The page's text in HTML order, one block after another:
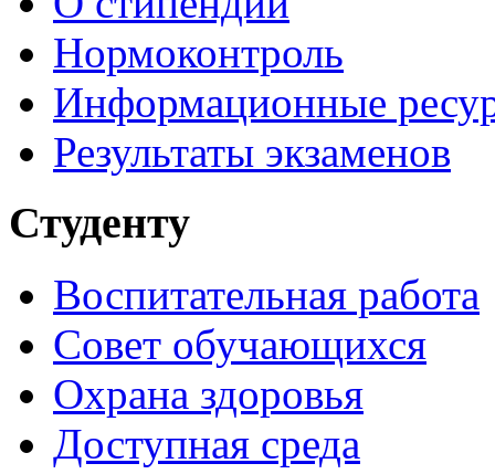
Нормоконтроль
Информационные
Результаты экзаменов
Студенту
Воспитательная работа
Совет обучающихся
Охрана здоровья
Доступная среда